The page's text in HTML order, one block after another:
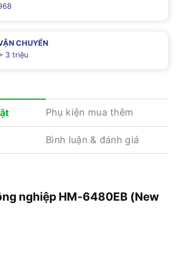
CHUYỂN
3 triệu
Phụ kiện mua thêm
Bình luận & đánh giá
nghiệp HM-6480EB (New